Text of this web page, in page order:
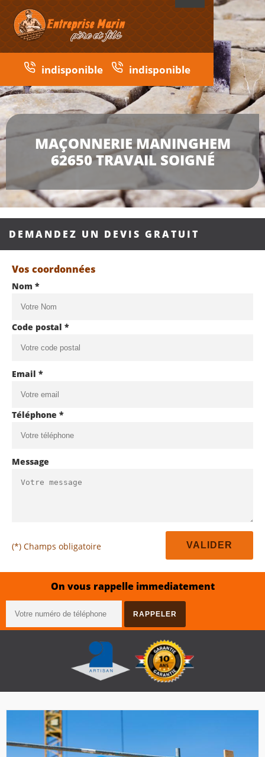
indisponible indisponible
MAÇONNERIE MANINGHEM
62650 TRAVAIL SOIGNÉ
DEMANDEZ UN DEVIS GRATUIT
Vos coordonnées
Nom *
Code postal *
Email *
Téléphone *
Message
(*) Champs obligatoire
On vous rappelle immediatement